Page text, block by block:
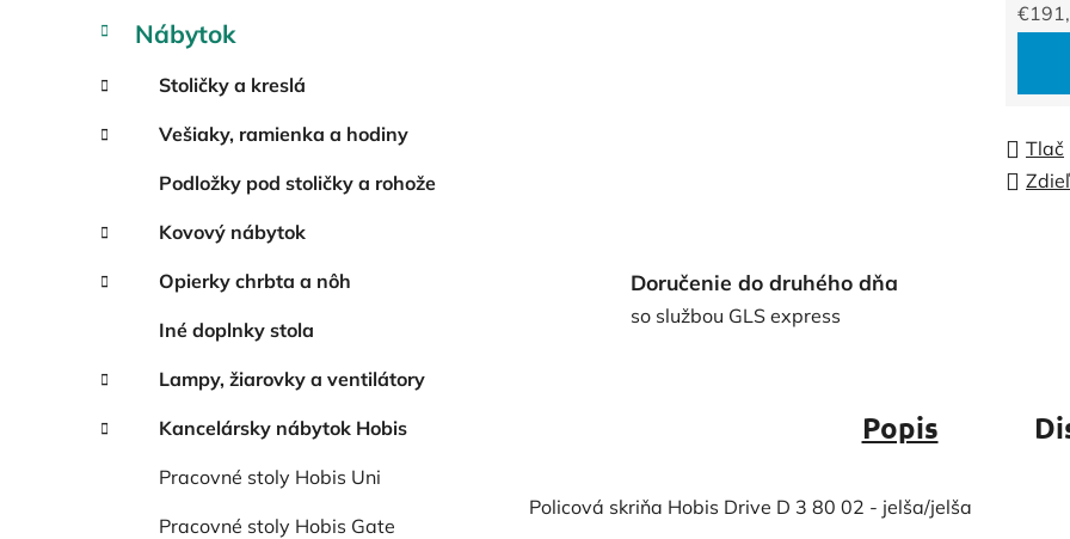
Nábytok
Stoličky a kreslá
Vešiaky, ramienka a hodiny
Podložky pod stoličky a rohože
Kovový nábytok
Opierky chrbta a nôh
Iné doplnky stola
Lampy, žiarovky a ventilátory
Kancelársky nábytok Hobis
Pracovné stoly Hobis Uni
Pracovné stoly Hobis Gate
Tlač
Doručenie do druhého dňa
so službou GLS express
Popis
Policová skriňa Hobis Drive D 3 80 02 - jelša/jelša